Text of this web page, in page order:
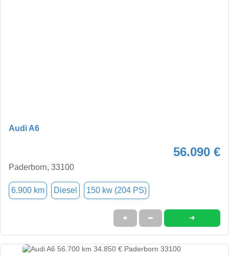
Audi A6
56.090 €
Paderborn, 33100
6.900 km Diesel 150 kw (204 PS)
★ ➦ ➜